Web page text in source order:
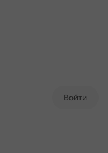
Войти